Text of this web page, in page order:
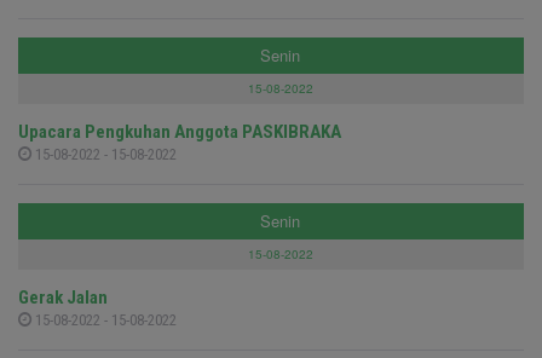
Senin
15-08-2022
Upacara Pengkuhan Anggota PASKIBRAKA
15-08-2022 - 15-08-2022
Senin
15-08-2022
Gerak Jalan
15-08-2022 - 15-08-2022